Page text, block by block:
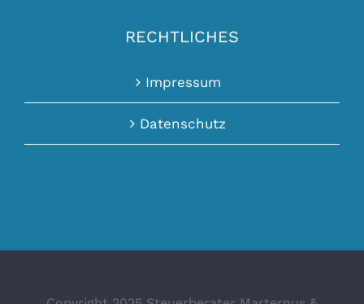
RECHTLICHES
Impressum
Datenschutz